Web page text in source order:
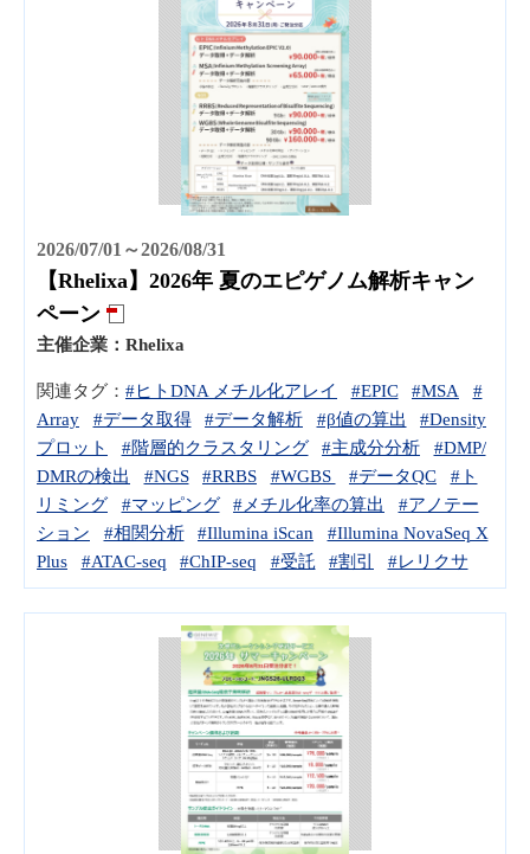
2026/07/01～2026/08/31
【Rhelixa】2026年 夏のエピゲノム解析キャン
ペーン
主催企業： Rhelixa
関連タグ： #ヒトDNA メチル化アレイ #EPIC #MSA
#
Array
#データ取得 #データ解析 #β値の算出
#Density
プロット
#階層的クラスタリング #主成分分析
#DMP/
DMRの検出
#NGS #RRBS #WGBS #データQC
#ト
リミング
#マッピング #メチル化率の算出
#アノテー
ション
#相関分析 #Illumina iScan
#Illumina NovaSeq X
Plus
#ATAC-seq #ChIP-seq #受託 #割引 #レリクサ